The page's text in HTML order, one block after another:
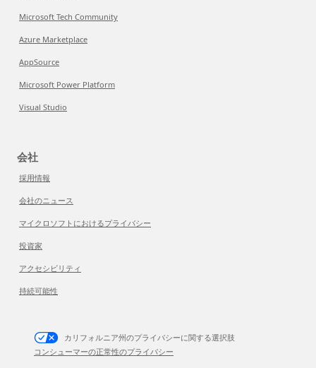
Microsoft Tech Community
Azure Marketplace
AppSource
Microsoft Power Platform
Visual Studio
会社
採用情報
会社のニュース
マイクロソフトにおけるプライバシー
投資家
アクセシビリティ
持続可能性
カリフォルニア州のプライバシーに関する選択肢
コンシューマーの正常性のプライバシー